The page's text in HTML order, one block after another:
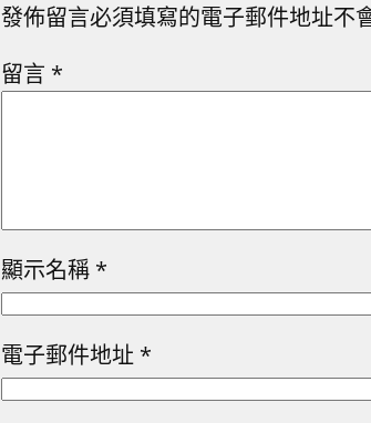
發佈留言必須填寫的電子郵件地址不
留言 *
顯示名稱 *
電子郵件地址 *